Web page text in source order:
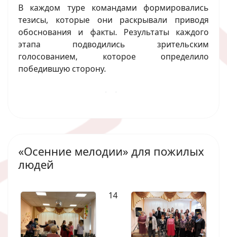
В каждом туре командами формировались
тезисы, которые они раскрывали приводя
обоснования и факты. Результаты каждого
этапа подводились зрительским
голосованием, которое определило
победившую сторону.
«Осенние мелодии» для пожилых
людей
14